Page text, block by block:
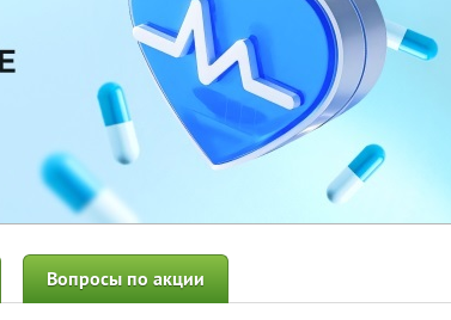
Вопросы по акции